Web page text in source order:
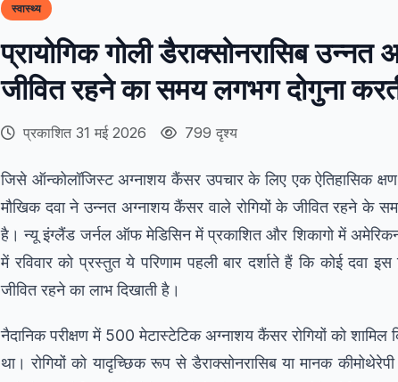
स्वास्थ्य
प्रायोगिक गोली डैराक्सोनरासिब
जीवित रहने का समय लगभग दोगुना
प्रकाशित 31 मई 2026 799 दृश्य
जिसे ऑन्कोलॉजिस्ट अग्नाशय कैंसर उपचार के लिए एक ऐतिहासिक
मौखिक दवा ने उन्नत अग्नाशय कैंसर वाले रोगियों के जीवित रहने के
है। न्यू इंग्लैंड जर्नल ऑफ मेडिसिन में प्रकाशित और शिकागो में
में रविवार को प्रस्तुत ये परिणाम पहली बार दर्शाते हैं कि कोई दवा इस
जीवित रहने का लाभ दिखाती है।
नैदानिक परीक्षण में 500 मेटास्टेटिक अग्नाशय कैंसर रोगियों को शामिल
था। रोगियों को यादृच्छिक रूप से डैराक्सोनरासिब या मानक